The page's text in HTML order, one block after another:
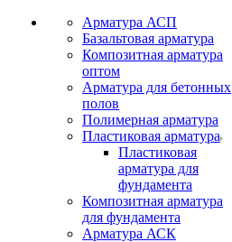
Арматура АСП
Базальтовая арматура
Композитная арматура
оптом
Арматура для бетонных
полов
Полимерная арматура
Пластиковая арматура
Пластиковая
арматура для
фундамента
Композитная арматура
для фундамента
Арматура АСК